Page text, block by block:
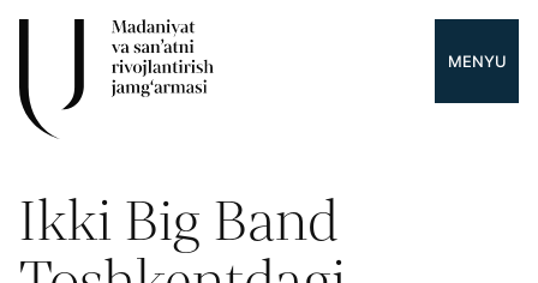
MENYU
Ikki Big Band